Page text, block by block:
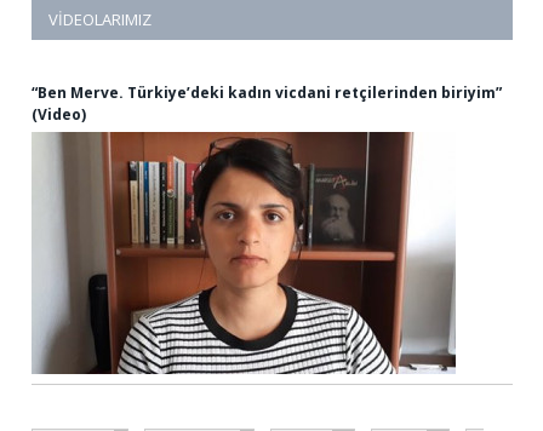
VIDEOLARIMIZ
“Ben Merve. Türkiye’deki kadın vicdani retçilerinden biriyim”
(Video)